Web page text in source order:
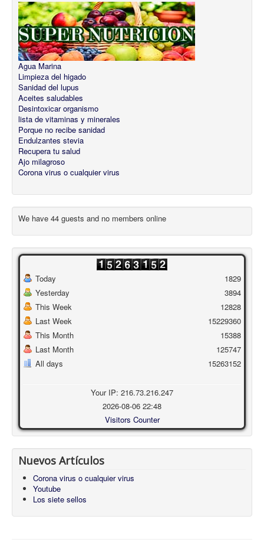
Agua Marina
Limpieza del higado
Sanidad del lupus
Aceites saludables
Desintoxicar organismo
lista de vitaminas y minerales
Porque no recibe sanidad
Endulzantes stevia
Recupera tu salud
Ajo milagroso
Corona virus o cualquier virus
We have 44 guests and no members online
Today
Yesterday
This Week
Last Week
This Month
Last Month
All days
1829
3894
12828
15229360
15388
125747
15263152
Your IP: 216.73.216.247
2026-08-06 22:48
Visitors Counter
Nuevos Artículos
Corona virus o cualquier virus
Youtube
Los siete sellos